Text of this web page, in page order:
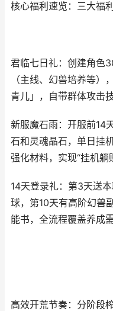
核心福利速览：三大福
君临七日礼：创建角色
（主线、幻兽培养等）
青儿」，自带群体攻击
新服魔石雨：开服前14
石和灵魂晶石，单日挂
强化材料，实现“挂机躺
14天登录礼：第3天送
球，第10天有高阶幻兽
能书，全流程覆盖养成需
高效开荒节奏：分阶段